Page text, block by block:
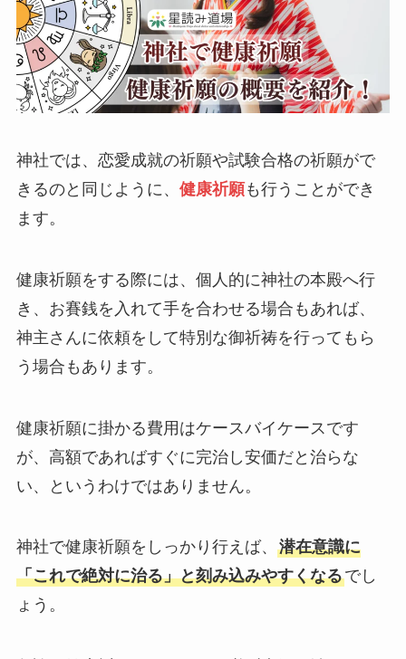
神社では、恋愛成就の祈願や試験合格の祈願がで
きるのと同じように、 健康祈願も行うことができ
ます。
健康祈願をする際には、個人的に神社の本殿へ行
き、お賽銭を入れて手を合わせる場合もあれば、
神主さんに依頼をして特別な御祈祷を行ってもら
う場合もあります。
健康祈願に掛かる費用はケースバイケースです
が、高額であればすぐに完治し安価だと治らな
い、というわけではありません。
神社で健康祈願をしっかり行えば、 潜在意識に
「これで絶対に治る」と刻み込みやすくなるでし
ょう。